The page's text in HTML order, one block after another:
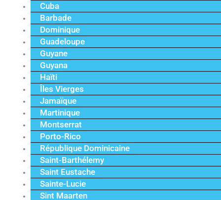
Cuba
Barbade
Dominique
Guadeloupe
Guyane
Guyana
Haïti
Îles Vierges
Jamaïque
Martinique
Montserrat
Porto-Rico
République Dominicaine
Saint-Barthélemy
Saint Eustache
Sainte-Lucie
Sint Maarten